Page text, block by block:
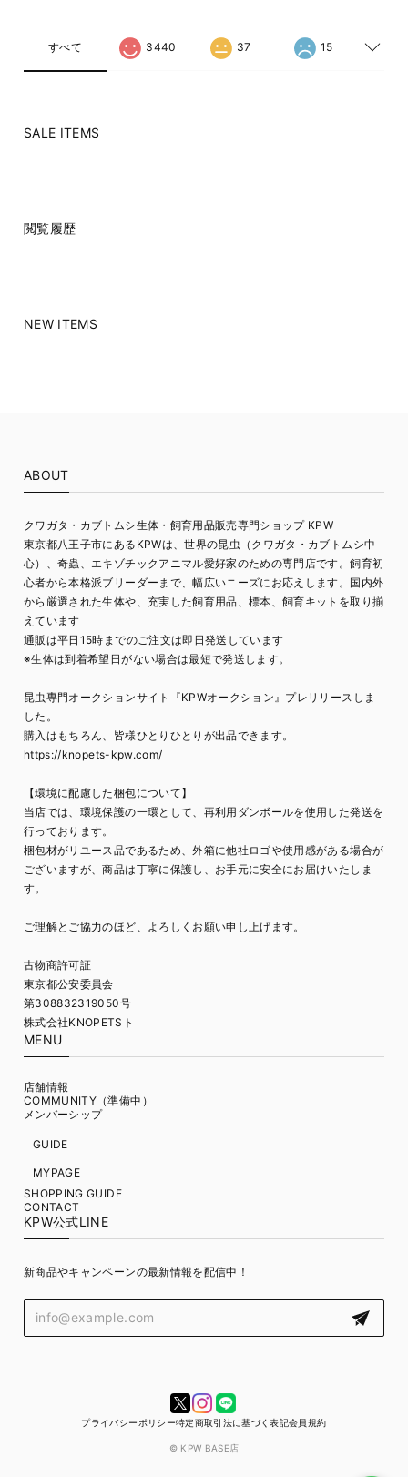
すべて 3440 37 15
SALE ITEMS
閲覧履歴
NEW ITEMS
ABOUT
クワガタ・カブトムシ生体・飼育用品販売専門ショップ KPW
東京都八王子市にあるKPWは、世界の昆虫（クワガタ・カブトムシ中
心）、奇蟲、エキゾチックアニマル愛好家のための専門店です。飼育初
心者から本格派ブリーダーまで、幅広いニーズにお応えします。国内外
から厳選された生体や、充実した飼育用品、標本、飼育キットを取り揃
えています
通販は平日15時までのご注文は即日発送しています
※生体は到着希望日がない場合は最短で発送します。
昆虫専門オークションサイト『KPWオークション』プレリリースしま
した。
購入はもちろん、皆様ひとりひとりが出品できます。
https://knopets-kpw.com/
【環境に配慮した梱包について】
当店では、環境保護の一環として、再利用ダンボールを使用した発送を
行っております。
梱包材がリユース品であるため、外箱に他社ロゴや使用感がある場合が
ございますが、商品は丁寧に保護し、お手元に安全にお届けいたしま
す。
ご理解とご協力のほど、よろしくお願い申し上げます。
古物商許可証
東京都公安委員会
第308832319050号
株式会社KNOPETSト
MENU
店舗情報
COMMUNITY（準備中）
メンバーシップ
GUIDE
MYPAGE
SHOPPING GUIDE
CONTACT
KPW公式LINE
新商品やキャンペーンの最新情報を配信中！
プライバシーポリシー特定商取引法に基づく表記会員規約
© KPW BASE店